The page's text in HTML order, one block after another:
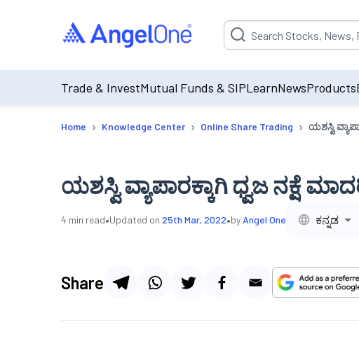
Suggestion will be
Trade & InvestMutual Funds & SIPLearnNewsProducts
Home › Knowledge Center › Online Share Trading › ಯಶಸ್ವಿ
ಯಶಸ್ವಿ ವ್ಯಾಪಾರಕ್ಕಾಗಿ ಧ್ವಜ ನಕ್ಷೆ
4 min read•Updated on 25th Mar, 2022•by Angel One ಕನ್ನಡ
Share